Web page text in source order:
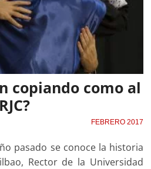
copiando como al
FEBRERO 2017
pasado se conoce la historia
Rector de la Universidad